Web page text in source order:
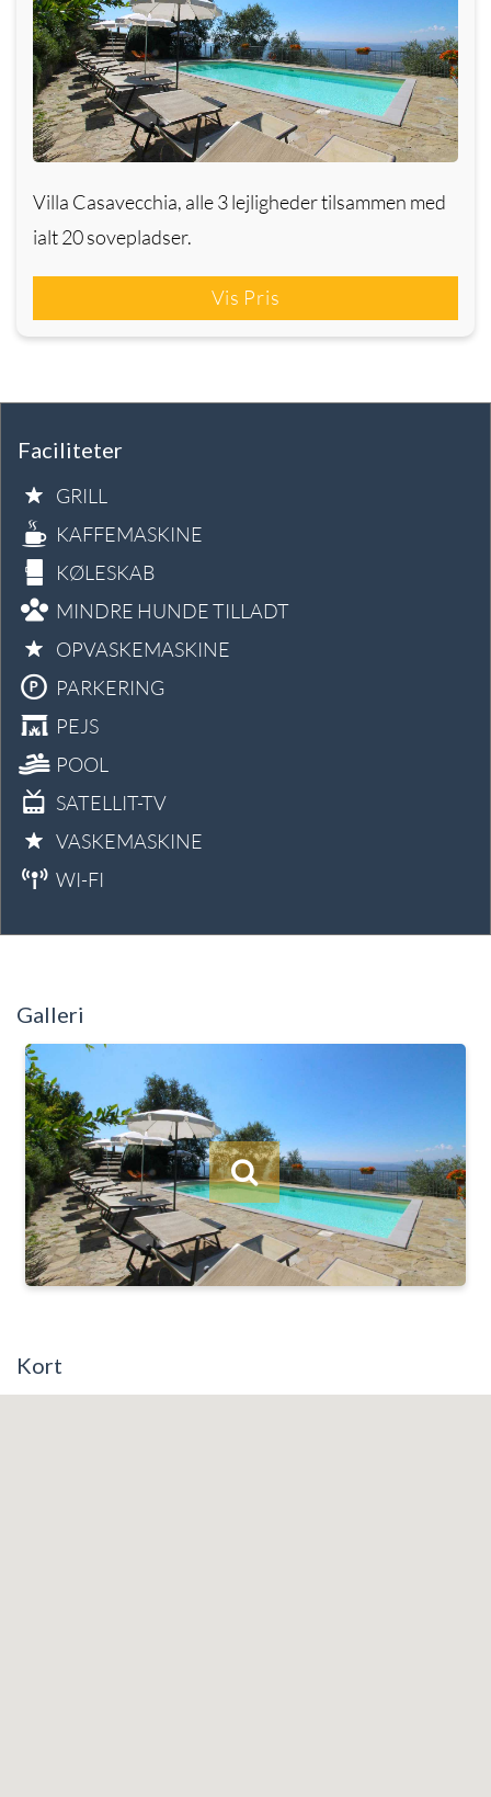
Villa Casavecchia, alle 3 lejligheder tilsammen med
ialt 20 sovepladser.
Vis Pris
Faciliteter
GRILL
KAFFEMASKINE
KØLESKAB
MINDRE HUNDE TILLADT
OPVASKEMASKINE
PARKERING
PEJS
POOL
SATELLIT-TV
VASKEMASKINE
WI-FI
Galleri
Kort